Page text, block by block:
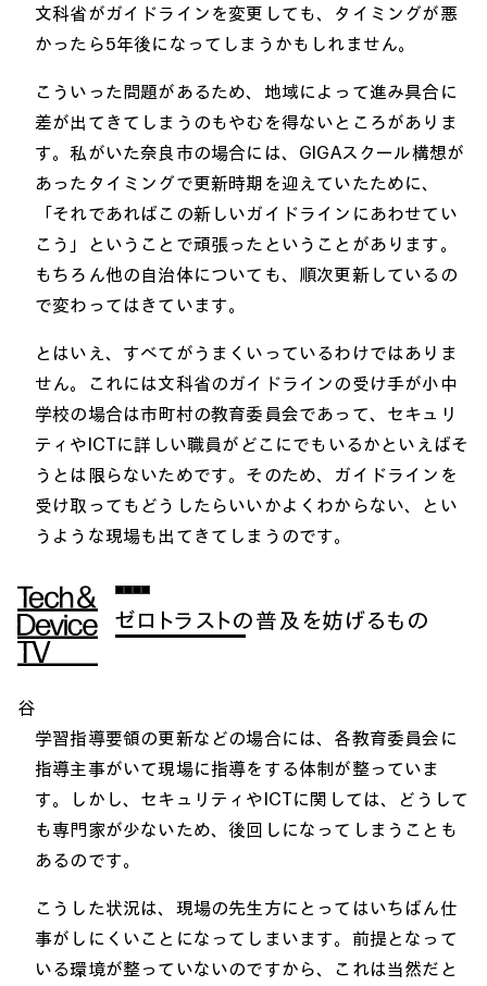
文科省がガイドラインを変更しても、タイミングが悪
かったら5年後になってしまうかもしれません。
こういった問題があるため、地域によって進み具合に
差が出てきてしまうのもやむを得ないところがありま
す。私がいた奈良市の場合には、GIGAスクール構想が
あったタイミングで更新時期を迎えていたために、
「それであればこの新しいガイドラインにあわせてい
こう」ということで頑張ったということがあります。
もちろん他の自治体についても、順次更新しているの
で変わってはきています。
とはいえ、すべてがうまくいっているわけではありま
せん。これには文科省のガイドラインの受け手が小中
学校の場合は市町村の教育委員会であって、セキュリ
ティやICTに詳しい職員がどこにでもいるかといえばそ
うとは限らないためです。そのため、ガイドラインを
受け取ってもどうしたらいいかよくわからない、とい
うような現場も出てきてしまうのです。
ゼロトラストの普及を妨げるもの
谷
学習指導要領の更新などの場合には、各教育委員会に
指導主事がいて現場に指導をする体制が整っていま
す。しかし、セキュリティやICTに関しては、どうして
も専門家が少ないため、後回しになってしまうことも
あるのです。
こうした状況は、現場の先生方にとってはいちばん仕
事がしにくいことになってしまいます。前提となって
いる環境が整っていないのですから、これは当然だと